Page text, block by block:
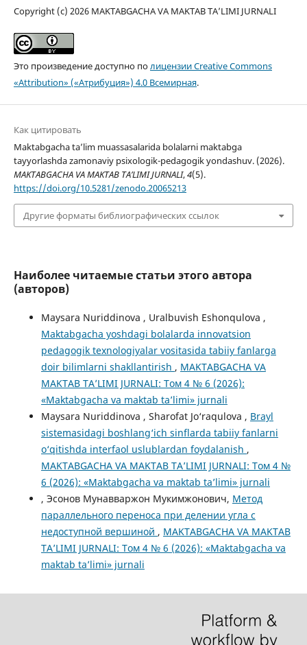
Copyright (c) 2026 MAKTABGACHA VA MAKTAB TA’LIMI JURNALI
Это произведение доступно полицензии Creative Commons
«Attribution» («Атрибуция») 4.0 Всемирная.
Как цитировать
Maktabgacha ta’lim muassasalarida bolalarni maktabga
tayyorlashda zamonaviy psixologik-pedagogik yondashuv. (2026).
MAKTABGACHA VA MAKTAB TA’LIMI JURNALI,4(5).
https://doi.org/10.5281/zenodo.20065213
Другие форматы библиографических ссылок
Наиболее читаемые статьи этого автора
(авторов)
Maysara Nuriddinova , Uralbuvish Eshonqulova ,
Maktabgacha yoshdagi bolalarda innovatsion
pedagogik texnologiyalar vositasida tabiiy fanlarga
doir bilimlarni shakllantirish , MAKTABGACHA VA
MAKTAB TA’LIMI JURNALI: Том 4 № 6 (2026):
«Maktabgacha va maktab ta’limi» jurnali
Maysara Nuriddinova , Sharofat Jo‘raqulova , Brayl
sistemasidagi boshlang‘ich sinflarda tabiiy fanlarni
o‘qitishda interfaol uslublardan foydalanish ,
MAKTABGACHA VA MAKTAB TA’LIMI JURNALI: Том 4 №
6 (2026): «Maktabgacha va maktab ta’limi» jurnali
, Эсонов Мунавваржон Мукимжонович, Метод
параллельного переноса при делении угла с
недоступной вершиной , MAKTABGACHA VA MAKTAB
TA’LIMI JURNALI: Том 4 № 6 (2026): «Maktabgacha va
maktab ta’limi» jurnali